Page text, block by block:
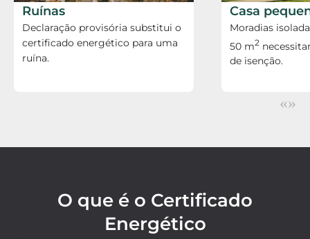
Ruínas
Declaração provisória substitui o
certificado energético para uma
ruína.
Casa
Moradias
50 m2
de isenção.
«»
O que é o Certificado
Energético